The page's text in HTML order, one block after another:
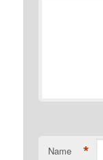
Name *